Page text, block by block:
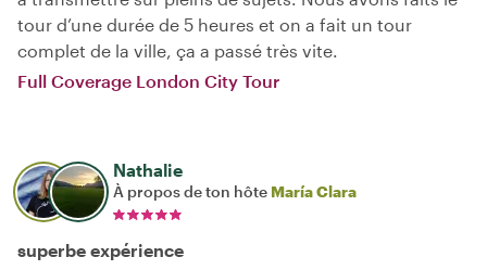
tour d’une durée de 5 heures et on a fait un tour
complet de la ville, ça a passé très vite.
Full Coverage London City Tour
Nathalie
À propos de ton hôte María Clara
superbe expérience